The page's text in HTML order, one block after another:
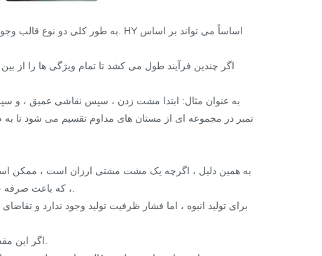
به عنوان مثال: ابتدا مشت زدن ، سپس نقاشی عمیق ، و
تمبر در مجموعه ای از مستان های مداوم تقسیم می شود تا
به همین دلیل ، اگرچه یک مشت مشتی ارزان است ، ممکن
، که باعث صرفه جویی در هزینه ها نمی شود ، اما سرمایه گذاری نیروی انسانی را افزایش می دهد.
اگر این مقدار به ویژه کوچک باشد ، می توان از یک قالب ساده نیز انعطاف پذیر استفاده کرد.